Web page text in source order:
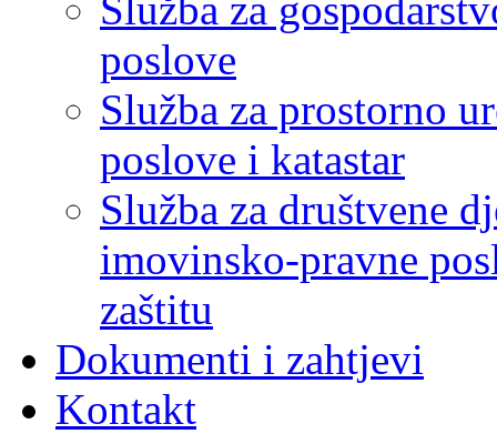
poslove
Služba za prostorno
poslove i katastar
Služba za društvene
imovinsko-pravne
zaštitu
Dokumenti i zahtjevi
Kontakt